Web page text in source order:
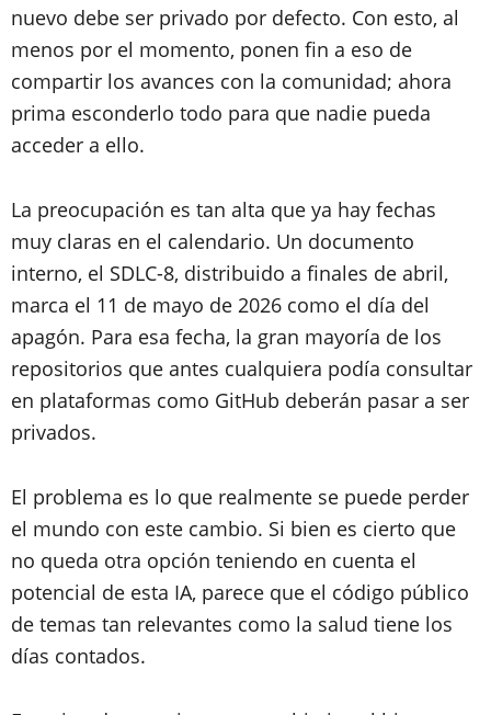
nuevo debe ser privado por defecto. Con esto, al
menos por el momento, ponen fin a eso de
compartir los avances con la comunidad; ahora
prima esconderlo todo para que nadie pueda
acceder a ello.
La preocupación es tan alta que ya hay fechas
muy claras en el calendario. Un documento
interno, el SDLC-8, distribuido a finales de abril,
marca el 11 de mayo de 2026 como el día del
apagón. Para esa fecha, la gran mayoría de los
repositorios que antes cualquiera podía consultar
en plataformas como GitHub deberán pasar a ser
privados.
El problema es lo que realmente se puede perder
el mundo con este cambio. Si bien es cierto que
no queda otra opción teniendo en cuenta el
potencial de esta IA, parece que el código público
de temas tan relevantes como la salud tiene los
días contados.